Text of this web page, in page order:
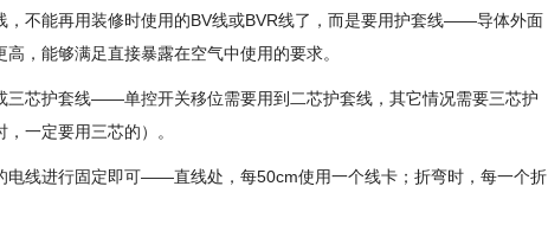
，不能再用装修时使用的BV线或BVR线了，而是要用护套线——导体外面
，能够满足直接暴露在空气中使用的要求。
三芯护套线——单控开关移位需要用到二芯护套线，其它情况需要三芯护
一定要用三芯的）。
电线进行固定即可——直线处，每50cm使用一个线卡；折弯时，每一个折